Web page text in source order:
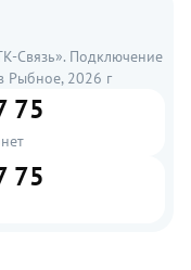
Связь». Подключение
Рыбное, 2026 г
75
75